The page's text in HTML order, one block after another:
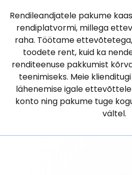
Rendileandjatele pakume
rendiplatvormi, millega
raha. Töötame
toodete rent, kuid ka
renditeenuse pakkumist
teenimiseks. Meie
lähenemise igale
konto ning pakume tuge
vältel.